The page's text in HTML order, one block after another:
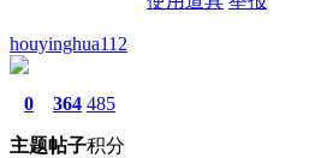
houyinghua112
0
主题
364
帖子
485
积分